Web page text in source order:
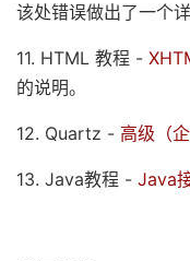
该处错误做出了一个详
11. HTML 教程 -
的说明。
12. Quartz - 高级（
13. Java教程 - Java